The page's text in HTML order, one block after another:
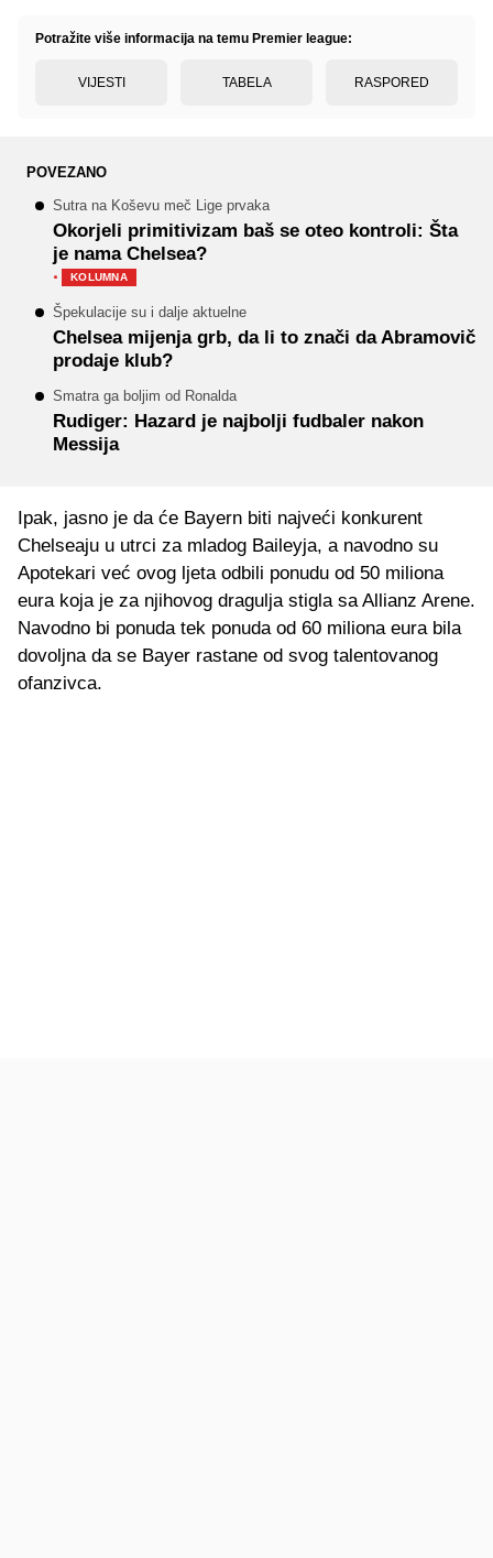
Potražite više informacija na temu Premier league:
VIJESTI TABELA RASPORED
POVEZANO
Sutra na Koševu meč Lige prvaka
Okorjeli primitivizam baš se oteo kontroli: Šta
je nama Chelsea?
· KOLUMNA
Špekulacije su i dalje aktuelne
Chelsea mijenja grb, da li to znači da Abramovič
prodaje klub?
Smatra ga boljim od Ronalda
Rudiger: Hazard je najbolji fudbaler nakon
Messija
Ipak, jasno je da će Bayern biti najveći konkurent
Chelseaju u utrci za mladog Baileyja, a navodno su
Apotekari već ovog ljeta odbili ponudu od 50 miliona
eura koja je za njihovog dragulja stigla sa Allianz Arene.
Navodno bi ponuda tek ponuda od 60 miliona eura bila
dovoljna da se Bayer rastane od svog talentovanog
ofanzivca.